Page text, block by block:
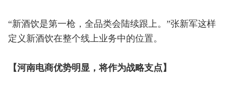
“新酒饮是第一枪，全品类会陆续跟上。”张新军这样
定义新酒饮在整个线上业务中的位置。
【河南电商优势明显，将作为战略支点】